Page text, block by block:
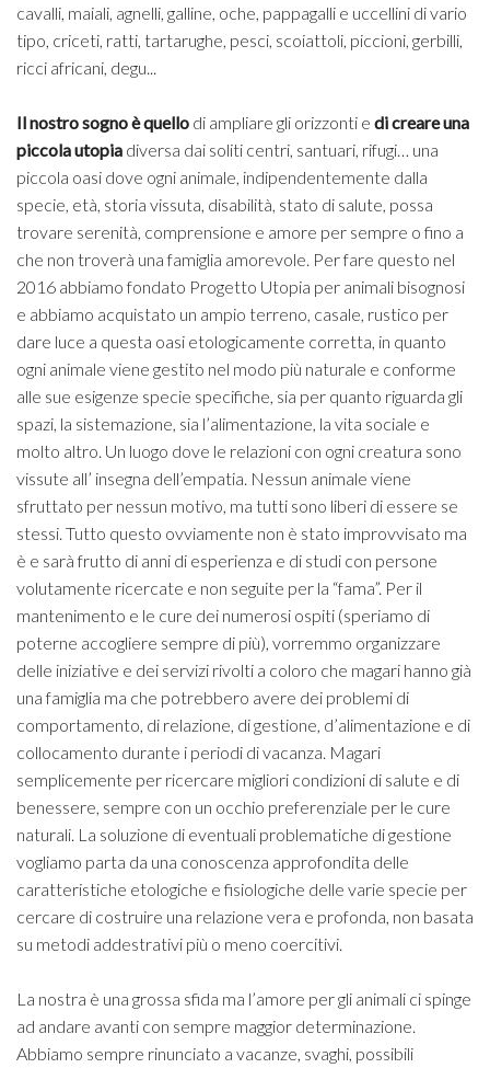
cavalli, maiali, agnelli, galline, oche, pappagalli e uccellini di vario
tipo, criceti, ratti, tartarughe, pesci, scoiattoli, piccioni, gerbilli,
ricci africani, degu...
Il nostro sogno è quello di ampliare gli orizzonti e di creare una
piccola utopia diversa dai soliti centri, santuari, rifugi… una
piccola oasi dove ogni animale, indipendentemente dalla
specie, età, storia vissuta, disabilità, stato di salute, possa
trovare serenità, comprensione e amore per sempre o fino a
che non troverà una famiglia amorevole. Per fare questo nel
2016 abbiamo fondato Progetto Utopia per animali bisognosi
e abbiamo acquistato un ampio terreno, casale, rustico per
dare luce a questa oasi etologicamente corretta, in quanto
ogni animale viene gestito nel modo più naturale e conforme
alle sue esigenze specie specifiche, sia per quanto riguarda gli
spazi, la sistemazione, sia l’alimentazione, la vita sociale e
molto altro. Un luogo dove le relazioni con ogni creatura sono
vissute all’ insegna dell’empatia. Nessun animale viene
sfruttato per nessun motivo, ma tutti sono liberi di essere se
stessi. Tutto questo ovviamente non è stato improvvisato ma
è e sarà frutto di anni di esperienza e di studi con persone
volutamente ricercate e non seguite per la “fama”. Per il
mantenimento e le cure dei numerosi ospiti (speriamo di
poterne accogliere sempre di più), vorremmo organizzare
delle iniziative e dei servizi rivolti a coloro che magari hanno già
una famiglia ma che potrebbero avere dei problemi di
comportamento, di relazione, di gestione, d’alimentazione e di
collocamento durante i periodi di vacanza. Magari
semplicemente per ricercare migliori condizioni di salute e di
benessere, sempre con un occhio preferenziale per le cure
naturali. La soluzione di eventuali problematiche di gestione
vogliamo parta da una conoscenza approfondita delle
caratteristiche etologiche e fisiologiche delle varie specie per
cercare di costruire una relazione vera e profonda, non basata
su metodi addestrativi più o meno coercitivi.
La nostra è una grossa sfida ma l’amore per gli animali ci spinge
ad andare avanti con sempre maggior determinazione.
Abbiamo sempre rinunciato a vacanze, svaghi, possibili